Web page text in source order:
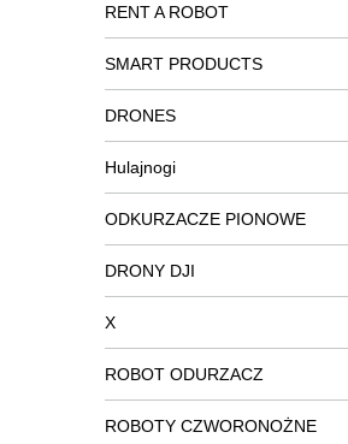
RENT A ROBOT
SMART PRODUCTS
DRONES
Hulajnogi
ODKURZACZE PIONOWE
DRONY DJI
X
ROBOT ODURZACZ
ROBOTY CZWORONOŻNE